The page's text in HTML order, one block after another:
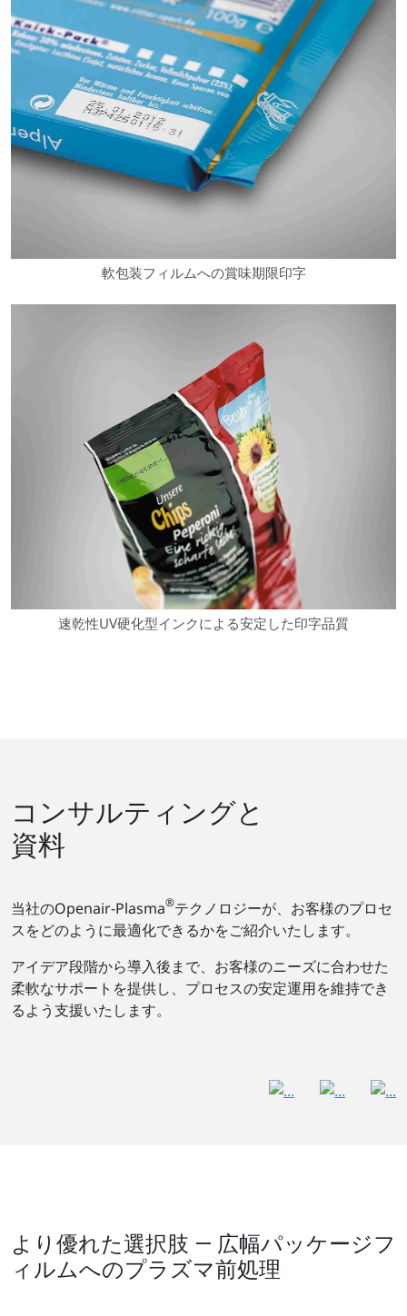
軟包装フィルムへの賞味期限印字
速乾性UV硬化型インクによる安定した印字品質
コンサルティングと
資料
当社のOpenair-Plasma®テクノロジーが、お客様のプロセ
スをどのように最適化できるかをご紹介いたします。
アイデア段階から導入後まで、お客様のニーズに合わせた
柔軟なサポートを提供し、プロセスの安定運用を維持でき
るよう支援いたします。
より優れた選択肢 ― 広幅パッケージフ
ィルムへのプラズマ前処理